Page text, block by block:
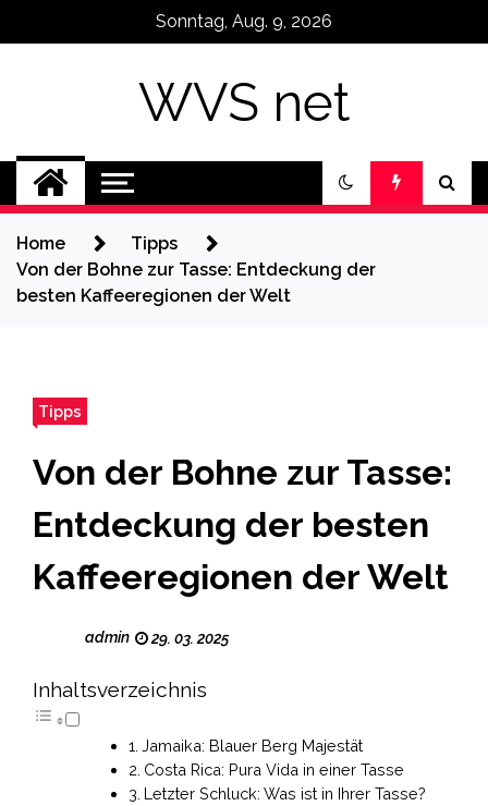
Sonntag, Aug. 9, 2026
WVS net
Home
Tipps
Von der Bohne zur Tasse: Entdeckung der
besten Kaffeeregionen der Welt
Tipps
Von der Bohne zur Tasse:
Entdeckung der besten
Kaffeeregionen der Welt
admin 29. 03. 2025
Inhaltsverzeichnis
Jamaika: Blauer Berg Majestät
Costa Rica: Pura Vida in einer Tasse
Letzter Schluck: Was ist in Ihrer Tasse?